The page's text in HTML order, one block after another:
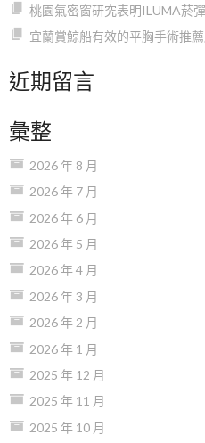
桃園氣密窗研究表明ILUMA菸
宜蘭賞鯨船有效的平胸手術推
近期留言
彙整
2026 年 8 月
2026 年 7 月
2026 年 6 月
2026 年 5 月
2026 年 4 月
2026 年 3 月
2026 年 2 月
2026 年 1 月
2025 年 12 月
2025 年 11 月
2025 年 10 月